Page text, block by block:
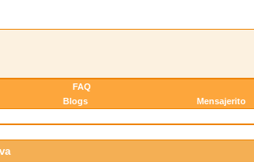
FAQ
Blogs Mensajerito